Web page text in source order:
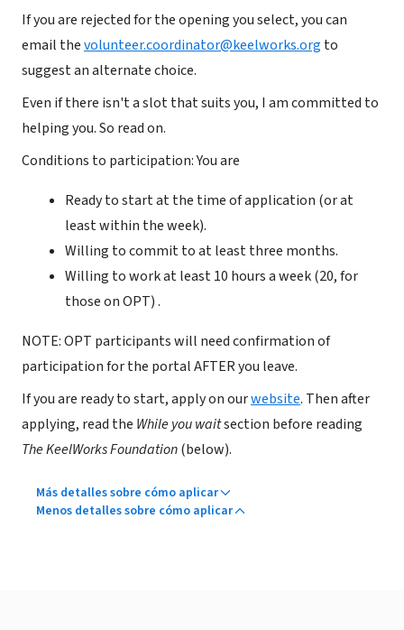
If you are rejected for the opening you select, you can
email thevolunteer.coordinator@keelworks.org to
suggest an alternate choice.
Even if there isn't a slot that suits you, I am committed to
helping you. So read on.
Conditions to participation: You are
Ready to start at the time of application (or at
least within the week).
Willing to commit to at least three months.
Willing to work at least 10 hours a week (20, for
those on OPT) .
NOTE: OPT participants will need confirmation of
participation for the portal AFTER you leave.
If you are ready to start, apply on ourwebsite. Then after
applying, read the While you waitsection before reading
The KeelWorks Foundation(below).
Más detalles sobre cómo aplicar
Menos detalles sobre cómo aplicar